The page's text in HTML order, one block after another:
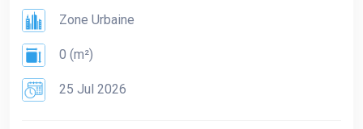
Zone Urbaine
0 (m²)
25 Jul 2026